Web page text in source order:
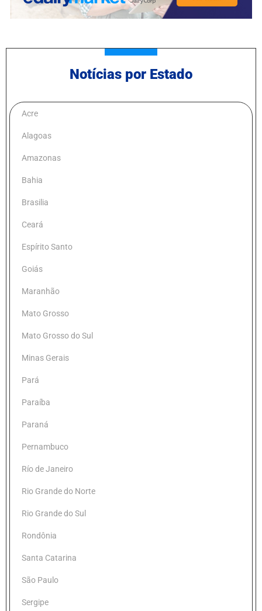
Notícias por Estado
Acre
Alagoas
Amazonas
Bahia
Brasilia
Ceará
Espírito Santo
Goiás
Maranhão
Mato Grosso
Mato Grosso do Sul
Minas Gerais
Pará
Paraíba
Paraná
Pernambuco
Río de Janeiro
Rio Grande do Norte
Rio Grande do Sul
Rondônia
Santa Catarina
São Paulo
Sergipe